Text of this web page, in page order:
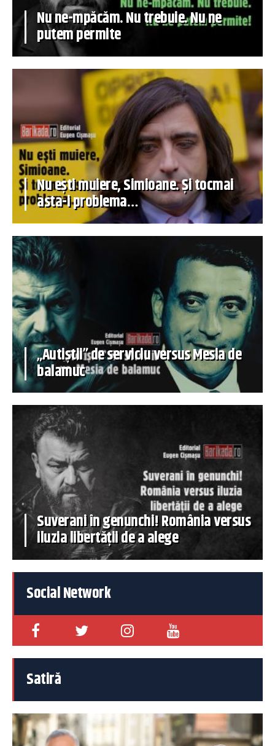
Nu ne-mpăcăm. Nu trebuie. Nu ne
putem permite
Nu ești muiere, Simioane. Și tocmai
asta-i problema…
„Autiștii” de serviciu versus Mesia de
balamuc
Suverani în genunchi! România versus
iluzia libertății de a alege
Social Network
Satiră